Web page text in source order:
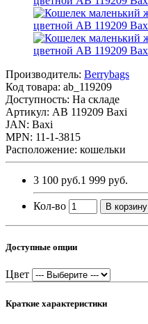
Производитель: Berrybags
Код товара: ab_119209
Доступность: На складе
Артикул: AB 119209 Baxi
JAN: Baxi
MPN: 11-1-3815
Расположение: кошельки
3 100 руб.1 999 руб.
Кол-во В корзину
Доступные опции
Цвет
Краткие характеристики